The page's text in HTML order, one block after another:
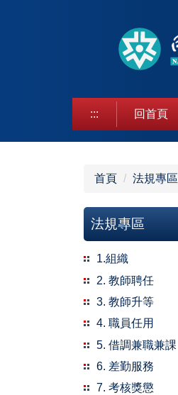
::: 回首頁
首頁 法規專區
法規專區
1.組織
2. 教師聘任
3. 教師升等
4. 職員任用
5. 借調兼職兼課
6. 差勤服務
7. 考核獎懲